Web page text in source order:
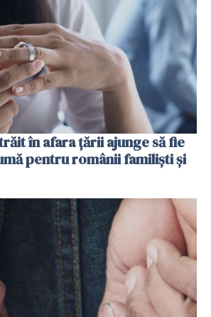
în afara țării ajunge să fie
pentru românii familiști și